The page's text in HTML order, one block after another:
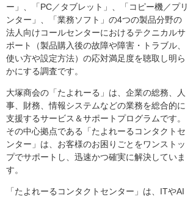
ー」、「PC／タブレット」、「コピー機／プリ
ンター」、「業務ソフト」の4つの製品分野の
法人向けコールセンターにおけるテクニカルサ
ポート（製品購入後の故障や障害・トラブル、
使い方や設定方法）の応対満足度を聴取し明ら
かにする調査です。
大塚商会の「たよれーる」は、企業の総務、人
事、財務、情報システムなどの業務を総合的に
支援するサービス＆サポートプログラムです。
その中心拠点である「たよれーるコンタクトセ
ンター」は、お客様のお困りごとをワンストッ
プでサポートし、迅速かつ確実に解決していま
す。
「たよれーるコンタクトセンター」は、ITやAI